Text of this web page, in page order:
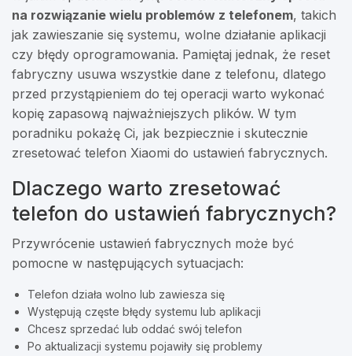
na rozwiązanie wielu problemów z telefonem, takich
jak zawieszanie się systemu, wolne działanie aplikacji
czy błędy oprogramowania. Pamiętaj jednak, że reset
fabryczny usuwa wszystkie dane z telefonu, dlatego
przed przystąpieniem do tej operacji warto wykonać
kopię zapasową najważniejszych plików. W tym
poradniku pokażę Ci, jak bezpiecznie i skutecznie
zresetować telefon Xiaomi do ustawień fabrycznych.
Dlaczego warto zresetować
telefon do ustawień fabrycznych?
Przywrócenie ustawień fabrycznych może być
pomocne w następujących sytuacjach:
Telefon działa wolno lub zawiesza się
Występują częste błędy systemu lub aplikacji
Chcesz sprzedać lub oddać swój telefon
Po aktualizacji systemu pojawiły się problemy